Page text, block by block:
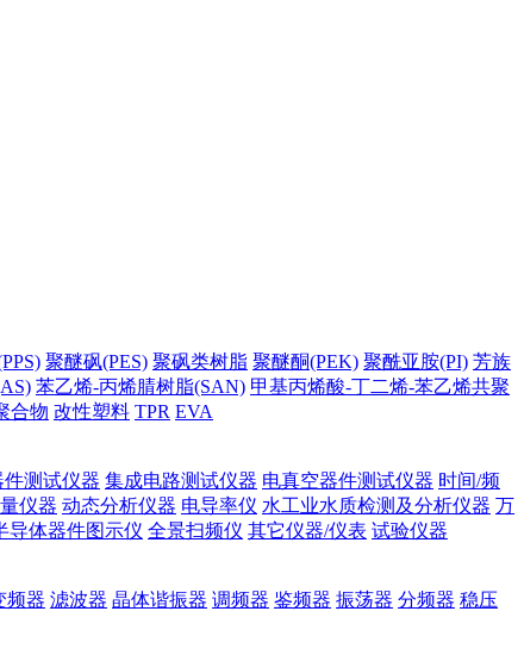
聚醚砜(PES) 聚砜类树脂 聚醚酮(PEK) 聚酰亚胺(PI) 芳族
苯乙烯-丙烯腈树脂(SAN) 甲基丙烯酸-丁二烯-苯乙烯共聚
合物 改性塑料 TPR EVA
测试仪器 集成电路测试仪器 电真空器件测试仪器 时间/频
仪器 动态分析仪器 电导率仪 水工业水质检测及分析仪器 万
导体器件图示仪 全景扫频仪 其它仪器/仪表 试验仪器
频器 滤波器 晶体谐振器 调频器 鉴频器 振荡器 分频器 稳压